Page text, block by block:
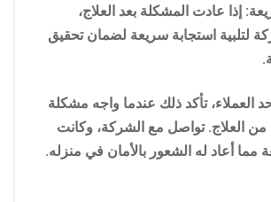
إذا عادت المشكلة بعد العلاج،
لتلبية استجابة سريعة لضمان تحقيق
العملاء، تأكد ذلك عندما واجه مشكلة
من العلاج. تواصل مع الشركة، وكانت
مما أعاد له الشعور بالأمان في منزله.